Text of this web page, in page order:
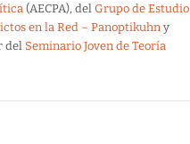
(AECPA), del Grupo de Estudio
en la Red – Panoptikuhn y
del Seminario Joven de Teoría